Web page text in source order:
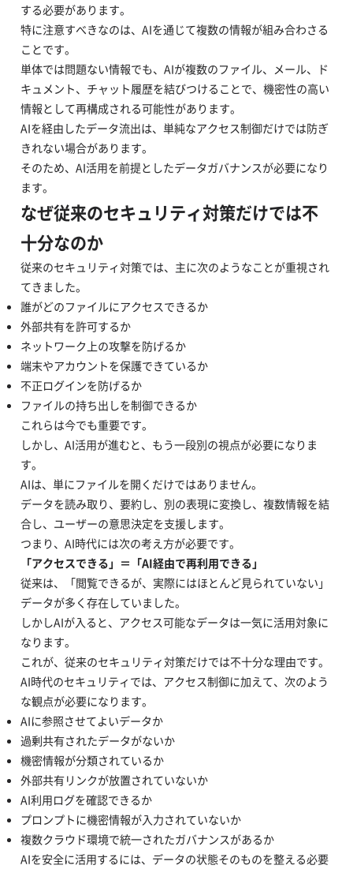
する必要があります。
特に注意すべきなのは、AIを通じて複数の情報が組み合わさる
ことです。
単体では問題ない情報でも、AIが複数のファイル、メール、ド
キュメント、チャット履歴を結びつけることで、機密性の高い
情報として再構成される可能性があります。
AIを経由したデータ流出は、単純なアクセス制御だけでは防ぎ
きれない場合があります。
そのため、AI活用を前提としたデータガバナンスが必要になり
ます。
なぜ従来のセキュリティ対策だけでは不
十分なのか
従来のセキュリティ対策では、主に次のようなことが重視され
てきました。
誰がどのファイルにアクセスできるか
外部共有を許可するか
ネットワーク上の攻撃を防げるか
端末やアカウントを保護できているか
不正ログインを防げるか
ファイルの持ち出しを制御できるか
これらは今でも重要です。
しかし、AI活用が進むと、もう一段別の視点が必要になりま
す。
AIは、単にファイルを開くだけではありません。
データを読み取り、要約し、別の表現に変換し、複数情報を結
合し、ユーザーの意思決定を支援します。
つまり、AI時代には次の考え方が必要です。
「アクセスできる」＝「AI経由で再利用できる」
従来は、「閲覧できるが、実際にはほとんど見られていない」
データが多く存在していました。
しかしAIが入ると、アクセス可能なデータは一気に活用対象に
なります。
これが、従来のセキュリティ対策だけでは不十分な理由です。
AI時代のセキュリティでは、アクセス制御に加えて、次のよう
な観点が必要になります。
AIに参照させてよいデータか
過剰共有されたデータがないか
機密情報が分類されているか
外部共有リンクが放置されていないか
AI利用ログを確認できるか
プロンプトに機密情報が入力されていないか
複数クラウド環境で統一されたガバナンスがあるか
AIを安全に活用するには、データの状態そのものを整える必要